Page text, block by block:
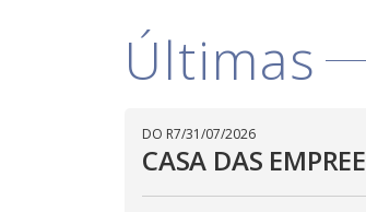
Últimas
DO R7/31/07/2026
CASA DAS